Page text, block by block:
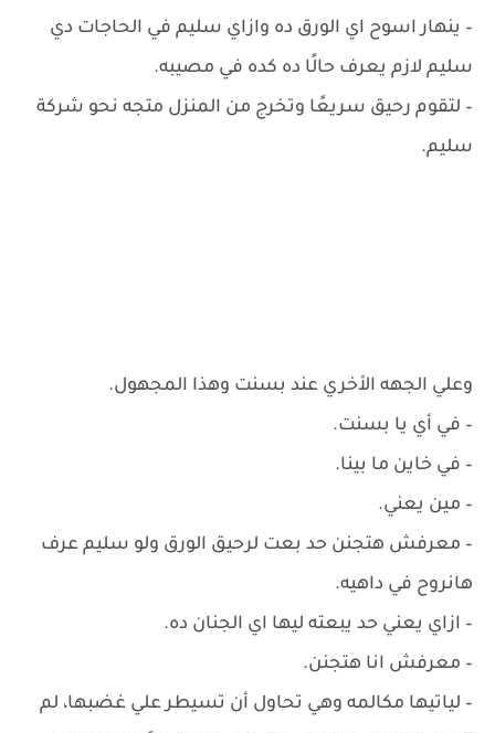
– ينهار اسوح اي الورق ده وازاي سليم في الحاجات دي
سليم لازم يعرف حالًا ده كده في مصيبه.
– ‏لتقوم رحيق سريعًا وتخرج من المنزل متجه نحو شركة
سليم.
وعلي الجهه الأخري عند بسنت وهذا المجهول.
– في أي يا بسنت.
– ‏في خاين ما بينا.
– ‏مين يعني.
– ‏معرفش هتجنن حد بعت لرحيق الورق ولو سليم عرف
هانروح في داهيه.
– ‏ازاي يعني حد يبعته ليها اي الجنان ده.
– ‏معرفش انا هتجنن.
– ‏لياتيها مكالمه وهي تحاول أن تسيطر علي غضبها، لم